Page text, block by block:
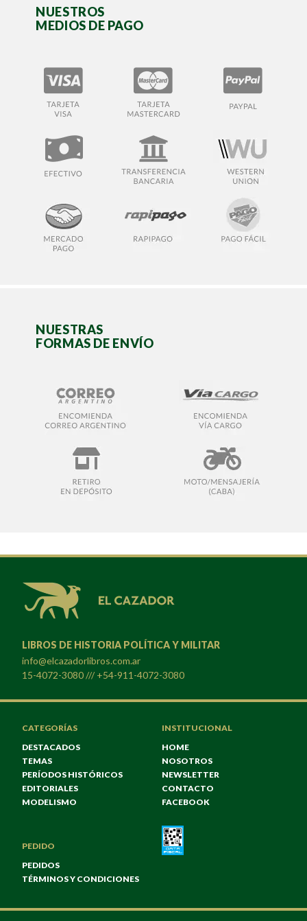
NUESTROS
MEDIOS DE PAGO
NUESTRAS
FORMAS DE ENVÍO
LIBROS DE HISTORIA POLÍTICA Y MILITAR
info@elcazadorlibros.com.ar
15-4072-3080 /// +54-911-4072-3080
CATEGORÍAS
DESTACADOS
TEMAS
PERÍODOS HISTÓRICOS
EDITORIALES
MODELISMO
INSTITUCIONAL
HOME
NOSOTROS
NEWSLETTER
CONTACTO
FACEBOOK
PEDIDO
PEDIDOS
TÉRMINOS Y CONDICIONES